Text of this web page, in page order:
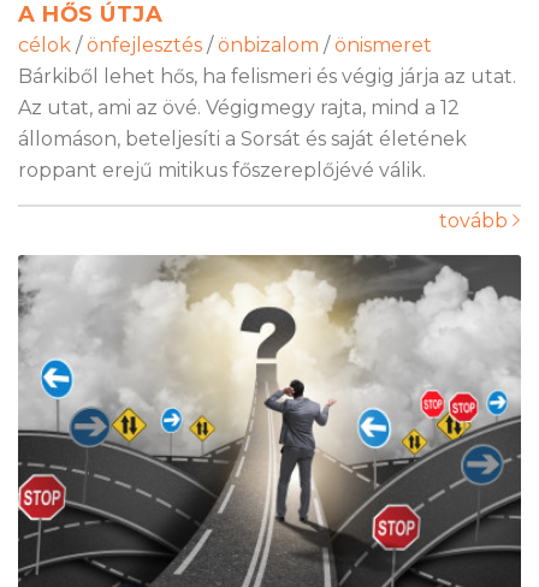
A HŐS ÚTJA
célok / önfejlesztés / önbizalom / önismeret
Bárkiből lehet hős, ha felismeri és végig járja az utat.
Az utat, ami az övé. Végigmegy rajta, mind a 12
állomáson, beteljesíti a Sorsát és saját életének
roppant erejű mitikus főszereplőjévé válik.
tovább